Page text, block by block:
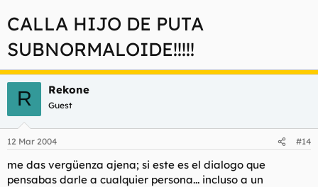
creo que se de lo que hablo mejor que casi todos los que estan
CALLA HIJO DE PUTA
SUBNORMALOIDE!!!!!
R Rekone
Guest
12 Mar 2004 #14
me das vergüenza ajena; si este es el dialogo que
pensabas darle a cualquier persona... incluso a un